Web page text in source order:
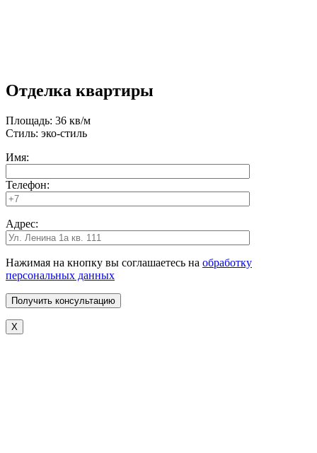
Отделка квартиры
Площадь: 36 кв/м
Стиль: эко-стиль
Имя:
Телефон:
Адрес:
Нажимая на кнопку вы соглашаетесь на обработку
персональных данных
X